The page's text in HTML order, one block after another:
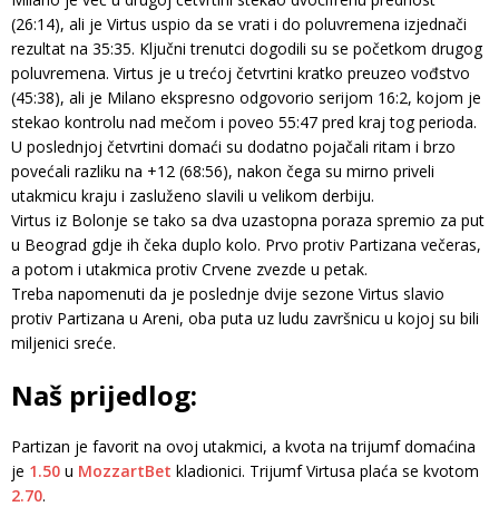
(26:14), ali je Virtus uspio da se vrati i do poluvremena izjednači
rezultat na 35:35. Ključni trenutci dogodili su se početkom drugog
poluvremena. Virtus je u trećoj četvrtini kratko preuzeo vođstvo
(45:38), ali je Milano ekspresno odgovorio serijom 16:2, kojom je
stekao kontrolu nad mečom i poveo 55:47 pred kraj tog perioda.
U poslednjoj četvrtini domaći su dodatno pojačali ritam i brzo
povećali razliku na +12 (68:56), nakon čega su mirno priveli
utakmicu kraju i zasluženo slavili u velikom derbiju.
Virtus iz Bolonje se tako sa dva uzastopna poraza spremio za put
u Beograd gdje ih čeka duplo kolo. Prvo protiv Partizana večeras,
a potom i utakmica protiv Crvene zvezde u petak.
Treba napomenuti da je poslednje dvije sezone Virtus slavio
protiv Partizana u Areni, oba puta uz ludu završnicu u kojoj su bili
miljenici sreće.
Naš prijedlog:
Partizan je favorit na ovoj utakmici, a kvota na trijumf domaćina
je 1.50 u MozzartBet kladionici. Trijumf Virtusa plaća se kvotom
2.70.